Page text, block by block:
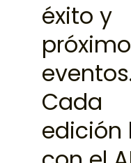
éxito y
Cada
edición